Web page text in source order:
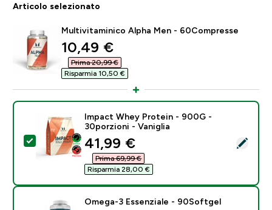
Articolo selezionato
Multivitaminico Alpha Men - 60Compresse
discounted price
10,49 €‎
Prima 20,99 €‎
Risparmia 10,50 €‎
Seleziona questo prodotto - Impact Whey Protein -
Impact Whey Protein - 900G -
30porzioni - Vaniglia
discounted price
41,99 €‎
Prima 69,99 €‎
Risparmia 28,00 €‎
Omega-3 Essenziale - 90Softgel